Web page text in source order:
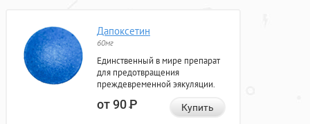
Дапоксетин
60мг
Единственный в мире препарат
для предотвращения
преждевременной эякуляции.
от 90Р Купить